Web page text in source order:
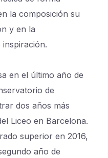
la composición su
y en la
en el último año de
de
dos años más
Liceo en Barcelona.
superior en 2016,
año de